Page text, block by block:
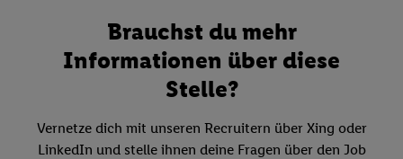
Brauchst du mehr
Informationen über diese
Stelle?
Vernetze dich mit unseren Recruitern über Xing oder
LinkedIn und stelle ihnen deine Fragen über den Job